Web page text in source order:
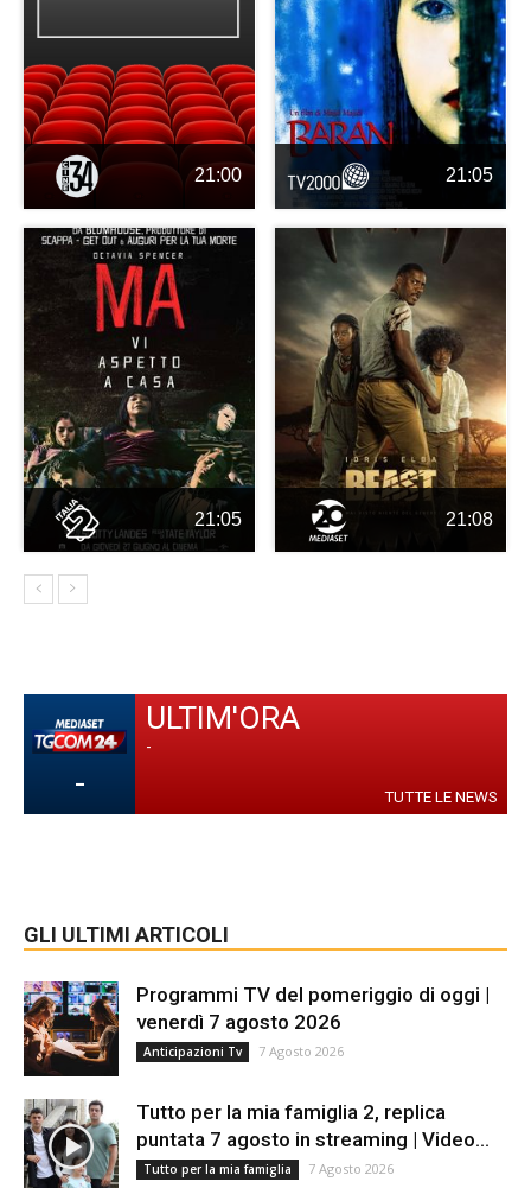
21:00 21:05
21:05 21:08
-
ULTIM'ORA
-
TUTTE LE NEWS
GLI ULTIMI ARTICOLI
Programmi TV del pomeriggio di oggi |
venerdì 7 agosto 2026
Anticipazioni Tv 7 Agosto 2026
Tutto per la mia famiglia 2, replica
puntata 7 agosto in streaming | Video...
Tutto per la mia famiglia 7 Agosto 2026